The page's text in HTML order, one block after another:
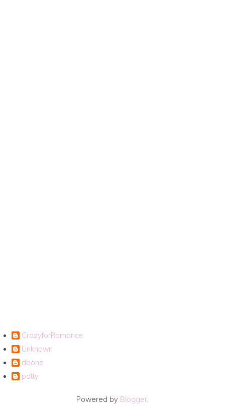
CrazyforRomance
Unknown
dbonz
patty
Powered by Blogger.